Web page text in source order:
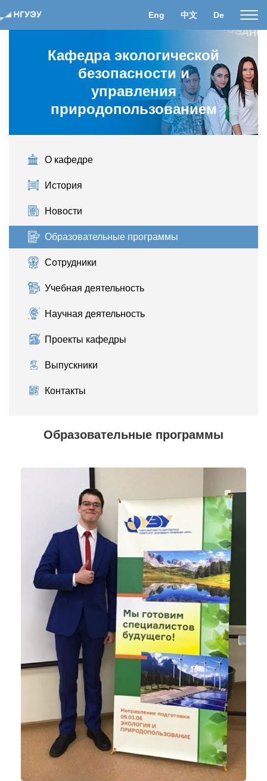
Eng 中文 De
Кафедра экологической
безопасности и
управления
природопользованием
Образовательные программы
О кафедре
История
Новости
Образовательные программы
Сотрудники
Учебная деятельность
Научная деятельность
Проекты кафедры
Выпускники
Контакты